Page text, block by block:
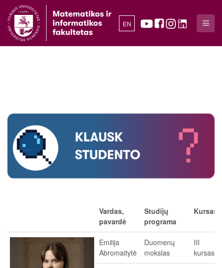
EN
Vardas,
pavardė
Studijų
programa
Kursas
Emilija
Abromaitytė
Duomenų
mokslas
III
kursas